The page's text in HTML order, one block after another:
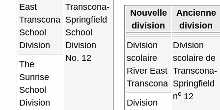
East
Transcona
School
Division
Transcona-
Springfield
School
Division
No. 12
The
Sunrise
School
Division
Nouvelle
division
Ancienne
division
Division
scolaire
River East
Transcona
Division
scolaire de
Transcona-
Springfield
no 12
Division